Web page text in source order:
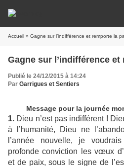
Accueil » Gagne sur l’indifférence et remporte la
Gagne sur l’indifférence
Publié le 24/12/2015 à 14:24
Par Garrigues et Sentiers
Message pour la journée
1. Dieu n’est pas indifférent !
à l’humanité, Dieu ne
l’année nouvelle, je
profonde conviction les vœux
et de paix, sous le signe de